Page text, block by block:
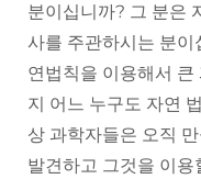
분이십니까? 그 분은
사를 주관하시는 분이
연법칙을 이용해서
지 어느 누구도 자연
상 과학자들은 오직
발견하고 그것을 이